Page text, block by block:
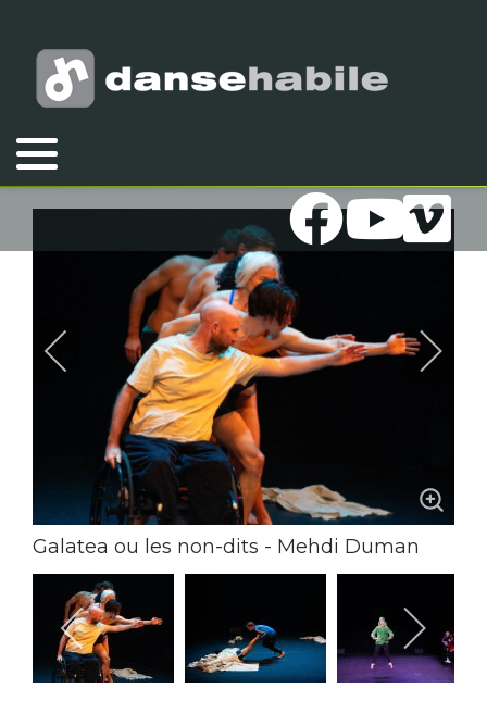
Vous êtes ici :
2023
Galatea ou les non-dits - Mehdi Duman
Crédit photo: Lancelot Radovic